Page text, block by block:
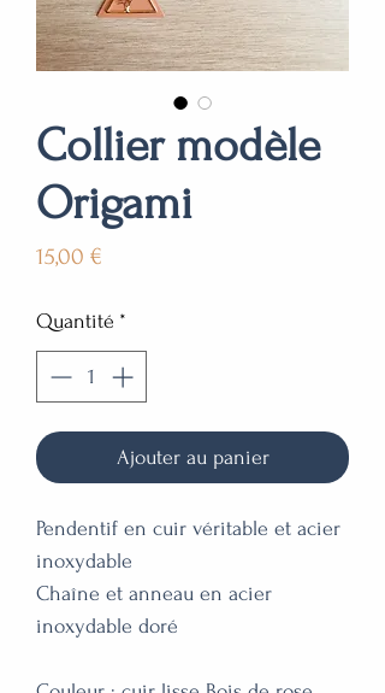
Collier modèle
Origami
15,00 €
Quantité *
Ajouter au panier
Pendentif en cuir véritable et acier
inoxydable
Chaîne et anneau en acier
inoxydable doré